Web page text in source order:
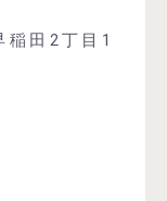
稲田2丁目1